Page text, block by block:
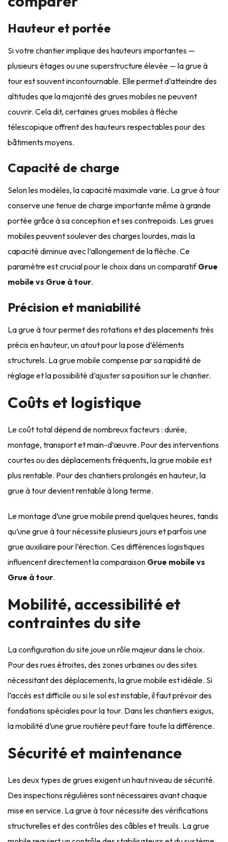
Hauteur et portée
Si votre chantier implique des hauteurs importantes —
plusieurs étages ou une superstructure élevée — la grue à
tour est souvent incontournable. Elle permet d’atteindre des
altitudes que la majorité des grues mobiles ne peuvent
couvrir. Cela dit, certaines grues mobiles à flèche
télescopique offrent des hauteurs respectables pour des
bâtiments moyens.
Capacité de charge
Selon les modèles, la capacité maximale varie. La grue à tour
conserve une tenue de charge importante même à grande
portée grâce à sa conception et ses contrepoids. Les grues
mobiles peuvent soulever des charges lourdes, mais la
capacité diminue avec l’allongement de la flèche. Ce
paramètre est crucial pour le choix dans un comparatifGrue
mobile vs Grue à tour.
Précision et maniabilité
La grue à tour permet des rotations et des placements très
précis en hauteur, un atout pour la pose d’éléments
structurels. La grue mobile compense par sa rapidité de
réglage et la possibilité d’ajuster sa position sur le chantier.
Coûts et logistique
Le coût total dépend de nombreux facteurs : durée,
montage, transport et main-d’œuvre. Pour des interventions
courtes ou des déplacements fréquents, la grue mobile est
plus rentable. Pour des chantiers prolongés en hauteur, la
grue à tour devient rentable à long terme.
Le montage d’une grue mobile prend quelques heures, tandis
qu’une grue à tour nécessite plusieurs jours et parfois une
grue auxiliaire pour l’érection. Ces différences logistiques
influencent directement la comparaison Grue mobile vs
Grue à tour.
Mobilité, accessibilité et
contraintes du site
La configuration du site joue un rôle majeur dans le choix.
Pour des rues étroites, des zones urbaines ou des sites
nécessitant des déplacements, la grue mobile est idéale. Si
l’accès est difficile ou si le sol est instable, il faut prévoir des
fondations spéciales pour la tour. Dans les chantiers exigus,
la mobilité d’une grue routière peut faire toute la différence.
Sécurité et maintenance
Les deux types de grues exigent un haut niveau de sécurité.
Des inspections régulières sont nécessaires avant chaque
mise en service. La grue à tour nécessite des vérifications
structurelles et des contrôles des câbles et treuils. La grue